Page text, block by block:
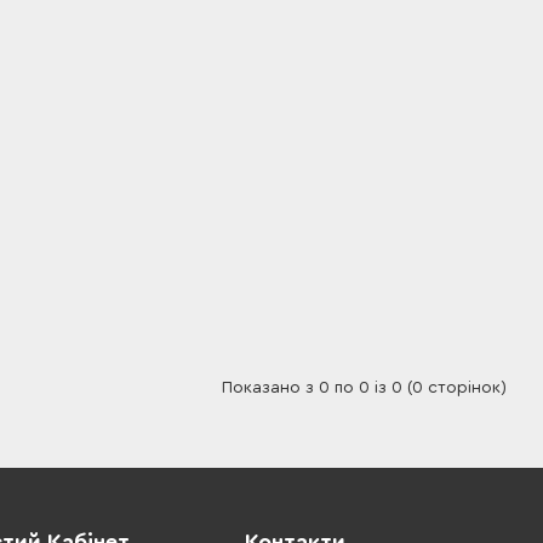
Показано з 0 по 0 із 0 (0 сторінок)